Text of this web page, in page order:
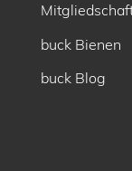
buck Bienen
buck Blog